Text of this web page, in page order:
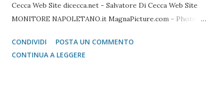
Cecca Web Site dicecca.net - Salvatore Di Cecca Web Site
MONITORE NAPOLETANO.it MagnaPicture.com - Photo
Mozilla FireFox / Thunderbird / FileZilla Portable FireFox
Download localizzati FireFox Portable - Pagina download
CONDIVIDI
POSTA UN COMMENTO
CONTINUA A LEGGERE